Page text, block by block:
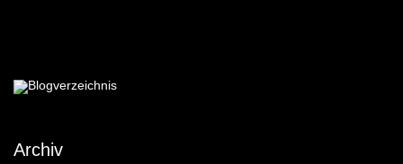
Archiv